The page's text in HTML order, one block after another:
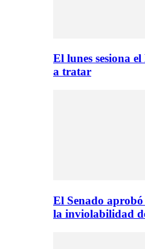
El lunes sesiona
a tratar
El Senado
la inviolabilidad